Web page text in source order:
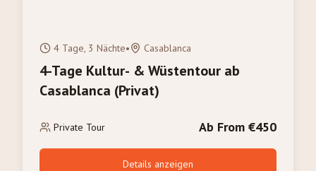
4 Tage, 3 Nächte• Casablanca
4-Tage Kultur- & Wüstentour ab
Casablanca (Privat)
Private Tour Ab From €450
Details anzeigen